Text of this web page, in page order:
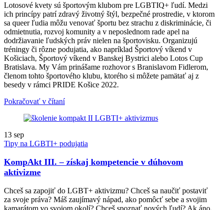
Lotosové kvety sú športovým klubom pre LGBTIQ+ ľudí. Medzi
ich princípy patrí zdravý životný štýl, bezpečné prostredie, v ktorom
sa queer ľudia môžu venovať športu bez strachu z diskriminácie, či
odmietnutia, rozvoj komunity a v neposlednom rade apel na
dodržiavanie ľudských práv nielen na športovisku. Organizujú
tréningy či rôzne podujatia, ako napríklad Športový víkend v
Košiciach, Športový víkend v Banskej Bystrici alebo Lotos Cup
Bratislava. My Vám prinášame rozhovor s Branislavom Fidlerom,
členom tohto športového klubu, ktorého si môžete pamätať aj z
besedy v rámci PRIDE Košice 2022.
Pokračovať v čítaní
13 sep
Tipy na LGBTI+ podujatia
KompAkt III. – získaj kompetencie v dúhovom
aktivizme
Chceš sa zapojiť do LGBT+ aktivizmu? Chceš sa naučiť postaviť
za svoje práva? Máš zaujímavý nápad, ako pomôcť sebe a svojim
kamarátom vo svojom okolí? Chceš spoznať nových ľudí? Ak áno,